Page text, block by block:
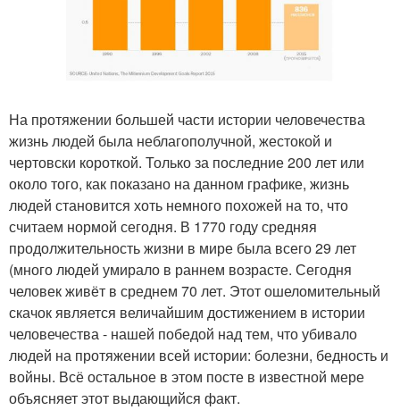
На протяжении большей части истории человечества
жизнь людей была неблагополучной, жестокой и
чертовски короткой. Только за последние 200 лет или
около того, как показано на данном графике, жизнь
людей становится хоть немного похожей на то, что
считаем нормой сегодня. В 1770 году средняя
продолжительность жизни в мире была всего 29 лет
(много людей умирало в раннем возрасте. Сегодня
человек живёт в среднем 70 лет. Этот ошеломительный
скачок является величайшим достижением в истории
человечества - нашей победой над тем, что убивало
людей на протяжении всей истории: болезни, бедность и
войны. Всё остальное в этом посте в известной мере
объясняет этот выдающийся факт.